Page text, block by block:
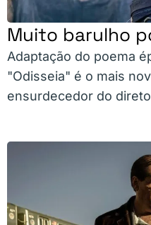
Muito barulho
Adaptação do poema
"Odisseia" é o mais
ensurdecedor do